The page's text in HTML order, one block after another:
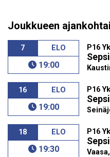
Joukkueen
7 ELO
19:00
P16
16 ELO
19:00
P16
18 ELO
19:30
P16